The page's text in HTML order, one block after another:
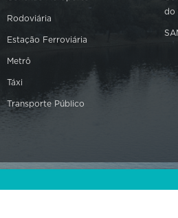
Rodoviária
Estação Ferroviária
Metrô
Táxi
Transporte Público
do